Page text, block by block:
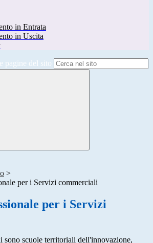
in Entrata
in Uscita
pagine del sito
>
per i Servizi commerciali
per i Servizi
sono scuole territoriali dell'innovazione,